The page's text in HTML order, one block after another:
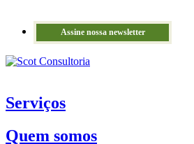
Assine nossa newsletter
Serviços
Quem somos